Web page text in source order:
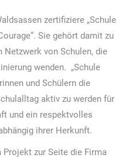
zertifiziere „Schule
Sie gehört damit zu
von Schulen, die
wenden. „Schule
und Schülern die
aktiv zu werden für
und ein respektvolles
ihrer Herkunft.
zur Seite die Firma